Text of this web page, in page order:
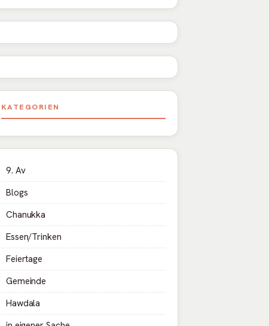
KATEGORIEN
9. Av
Blogs
Chanukka
Essen/Trinken
Feiertage
Gemeinde
Hawdala